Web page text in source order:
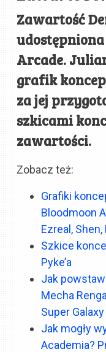
Zawartość
Arcade.
grafik
za jej
szkicami
zawartości.
Zobacz też:
Grafiki
Bloodmoon
Ezreal, Shen,
Szkice
Pyke’a
Jak
Mecha
Super
Jak mogły
Academia?